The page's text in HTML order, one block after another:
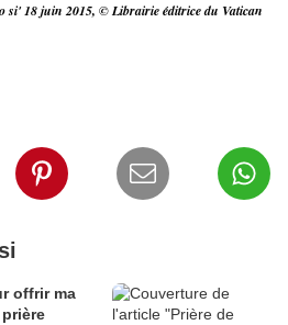
si' 18 juin 2015, © Librairie éditrice du Vatican
offrir ma